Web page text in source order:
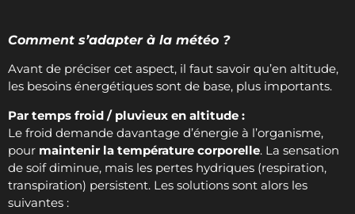
Comment s’adapter à la météo ?
Avant de préciser cet aspect, il faut savoir qu’en altitude,
les besoins énergétiques sont de base, plus importants.
Par temps froid / pluvieux en altitude :
Le froid demande davantage d’énergie à l’organisme,
pour maintenir la température corporelle. La sensation
de soif diminue, mais les pertes hydriques (respiration,
transpiration) persistent. Les solutions sont alors les
suivantes :